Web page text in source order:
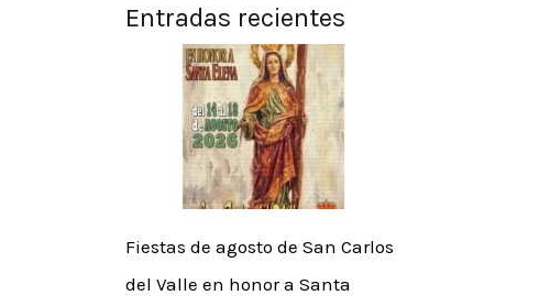
Entradas recientes
Fiestas de agosto de San Carlos
del Valle en honor a Santa